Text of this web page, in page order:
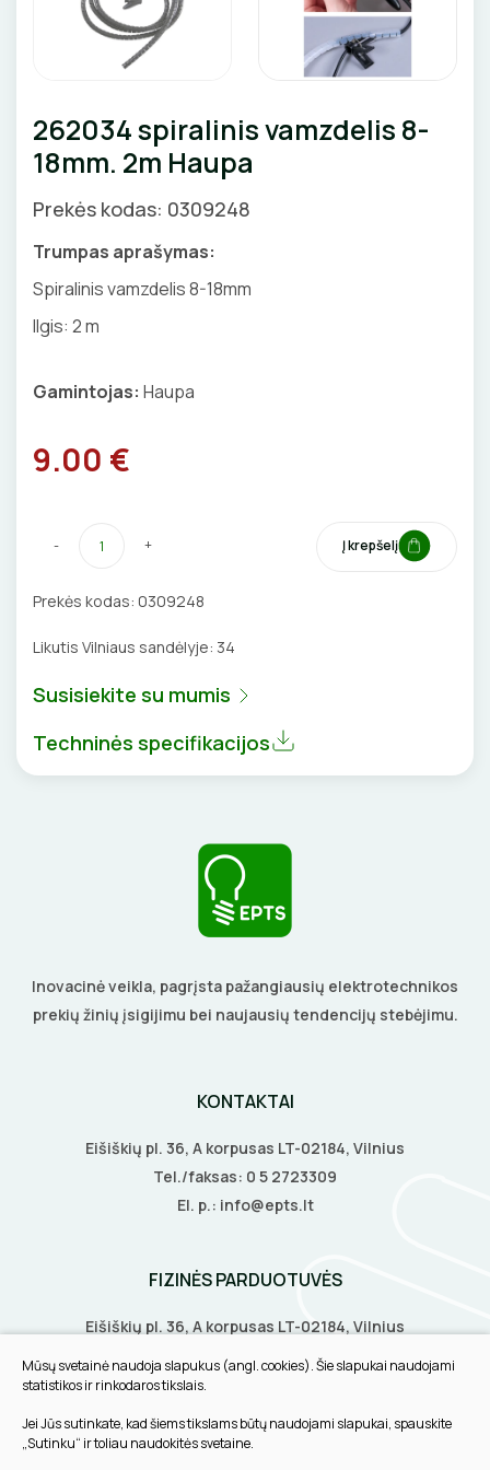
Pirties apšvietimas
Augalų apšvietimas
Valdikliai, pulteliai
Judesio davikliai
GNYBTAI
KABELIAI, LAIDAI
IZOLIACINĖS JUOSTOS
SANDARIKLIAI
TVIRTINIMO DETALĖS
GRINDINĖS DĖŽUTĖS
ŽAIBOSAUGA IR ĮŽEMINIMAS
GELINĖS JUNGTYS
ĮKROVIMO SPRENDIMAI
Įkrovimo stotelės
Įkrovimo kabeliai
Nešiojami įkrovikliai
Stovai stotelėms
AUTOMATINIAI JUNGIKLIAI
KIRTIKLIAI
APSAUGA NUO VIRŠĮTAMPIŲ
MYGTUKAI
IŠMANŪS NAMAI
DŪMŲ DETEKTORIAI
SROVĖS TRANSFORMATORIAI
ATSUKTUVAI
PRESAI
IZOLIACIJOS NUĖMIMO ĮRANKIAI
ĮRANKIŲ RINKINIAI
PIRŠTINĖS
CHEMIJA
DAIKTADĖŽĖS
Šildymo kilimėliai
Instaliaciniai priedai
Izoliacinės plokštės
VANDENINIS ŠILDYMAS
Grindų šildymo kolektoriai
Termostatai
Radiatorių termostatai
Vamzdžių apsauga nuo užšalimo
Vamzdžių temperatūros palaikymas
APSAUGA NUO APLEDĖJIMO
Latakų, lietvamzdžių ir stogų apsauga nuo
apledėjimo
ŠILDYMO VALDYMAS
262034 spiralinis vamzdelis 8-
18mm. 2m Haupa
Prekės kodas: 0309248
Trumpas aprašymas:
Spiralinis vamzdelis 8-18mm
Ilgis: 2 m
Gamintojas: Haupa
9.00 €
- + Į krepšelį
Prekės kodas: 0309248
Likutis Vilniaus sandėlyje: 34
Susisiekite su mumis
Techninės specifikacijos
Inovacinė veikla, pagrįsta pažangiausių elektrotechnikos
prekių žinių įsigijimu bei naujausių tendencijų stebėjimu.
KONTAKTAI
Eišiškių pl. 36, A korpusas LT-02184, Vilnius
Tel./faksas: 0 5 2723309
El. p.: info@epts.lt
FIZINĖS PARDUOTUVĖS
Eišiškių pl. 36, A korpusas LT-02184, Vilnius
Biruliškių g. 8, LT-52168, Kaunas
Tilžės g. 60, LT-91108, Klaipėda
INFORMACIJA
Mūsų svetainė naudoja slapukus (angl. cookies). Šie slapukai naudojami
statistikos ir rinkodaros tikslais.
Jei Jūs sutinkate, kad šiems tikslams būtų naudojami slapukai, spauskite
„Sutinku“ ir toliau naudokitės svetaine.